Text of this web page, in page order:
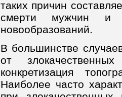
таких причин
смерти мужчин и
новообразований.
В большинстве
от злокачественных
конкретизация
Наиболее часто